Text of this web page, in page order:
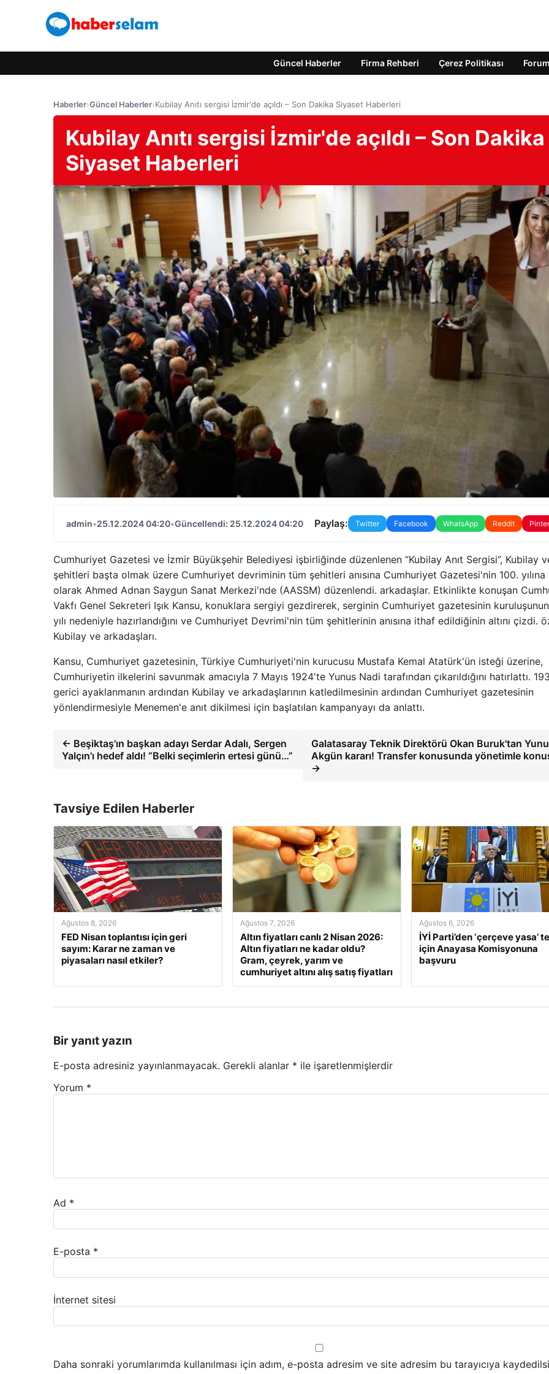
Güncel Haberler Firma Rehberi Çerez Politikası Forum
Haberler›Güncel Haberler›Kubilay Anıtı sergisi İzmir'de açıldı – Son Dakika Siyaset Haberleri
Kubilay Anıtı sergisi İzmir'de açıldı – Son Dakika
Siyaset Haberleri
admin•25.12.2024 04:20•Güncellendi: 25.12.2024 04:20 Paylaş: Twitter Facebook WhatsApp Reddit
Cumhuriyet Gazetesi ve İzmir Büyükşehir Belediyesi işbirliğinde düzenlenen “Kubilay Anıt Sergisi”, Kubilay
şehitleri başta olmak üzere Cumhuriyet devriminin tüm şehitleri anısına Cumhuriyet Gazetesi'nin 100. yılına
olarak Ahmed Adnan Saygun Sanat Merkezi'nde (AASSM) düzenlendi. arkadaşlar. Etkinlikte konuşan
Vakfı Genel Sekreteri Işık Kansu, konuklara sergiyi gezdirerek, serginin Cumhuriyet gazetesinin
yılı nedeniyle hazırlandığını ve Cumhuriyet Devrimi'nin tüm şehitlerinin anısına ithaf edildiğinin altını çizdi.
Kubilay ve arkadaşları.
Kansu, Cumhuriyet gazetesinin, Türkiye Cumhuriyeti'nin kurucusu Mustafa Kemal Atatürk'ün isteği üzerine,
Cumhuriyetin ilkelerini savunmak amacıyla 7 Mayıs 1924'te Yunus Nadi tarafından çıkarıldığını hatırlattı.
gerici ayaklanmanın ardından Kubilay ve arkadaşlarının katledilmesinin ardından Cumhuriyet gazetesinin
yönlendirmesiyle Menemen'e anıt dikilmesi için başlatılan kampanyayı da anlattı.
← Beşiktaş'ın başkan adayı Serdar Adalı, Sergen
Yalçın'ı hedef aldı! “Belki seçimlerin ertesi günü…”
Galatasaray Teknik Direktörü Okan Buruk'tan
Akgün kararı! Transfer konusunda yönetimle
→
Tavsiye Edilen Haberler
Ağustos 8, 2026
FED Nisan toplantısı için geri
sayım: Karar ne zaman ve
piyasaları nasıl etkiler?
Ağustos 7, 2026
Altın fiyatları canlı 2 Nisan 2026:
Altın fiyatları ne kadar oldu?
Gram, çeyrek, yarım ve
cumhuriyet altını alış satış fiyatları
Ağustos 6, 2026
İYİ Parti’den ‘çerçeve yasa’
için Anayasa Komisyonuna
başvuru
Bir yanıt yazın
E-posta adresiniz yayınlanmayacak. Gerekli alanlar * ile işaretlenmişlerdir
Yorum *
Ad *
E-posta *
İnternet sitesi
Daha sonraki yorumlarımda kullanılması için adım, e-posta adresim ve site adresim bu tarayıcıya